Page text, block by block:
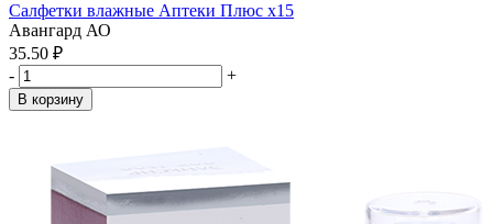
Салфетки влажные Аптеки Плюс x15
Авангард АО
35.50 ₽
-
+
В корзину